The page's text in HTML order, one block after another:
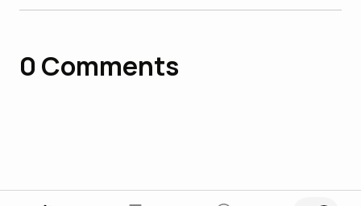
0 Comments